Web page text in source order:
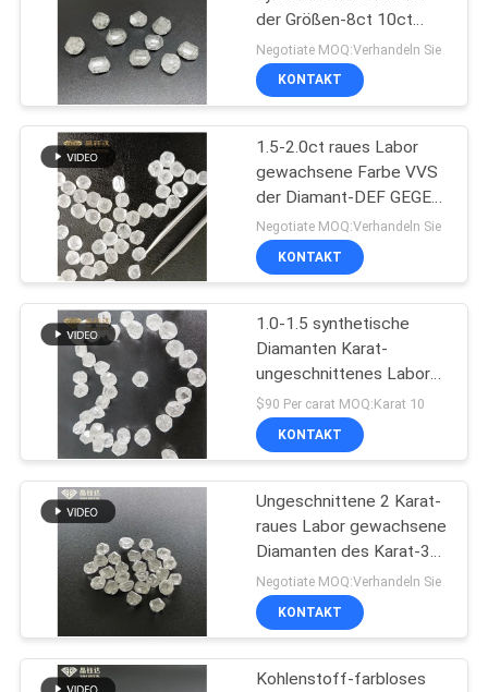
Rauer Diamant
HPHT
57
Labor gewachsene
farbige Diamanten
Labor gewachsene
Handgemenge-
Diamanten
20
der Größen-8ct 10ct
15ct raues Labor
gewachsener E-Fg der
Diamant-D
Negotiate MOQ:Verhandeln Sie
KONTAKT
1.5-2.0ct raues Labor
gewachsene Farbe VVS
der Diamant-DEF GEGEN
Klarheit für Halskette
Negotiate MOQ:Verhandeln Sie
KONTAKT
1.0-1.5 synthetische
Diamanten Karat-
ungeschnittenes Labor
gewachsene Diamond
Hpht Loose Rough Raws
$90 Per carat MOQ:Karat 10
KONTAKT
Ungeschnittene 2 Karat-
raues Labor gewachsene
Diamanten des Karat-3
für 1 Karat-Diamanten
Negotiate MOQ:Verhandeln Sie
KONTAKT
Kohlenstoff-farbloses